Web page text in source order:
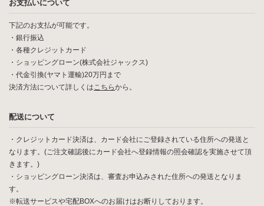
お支払いについて
下記のお支払が可能です。
・銀行振込
・各種クレジットカード
・ショッピングローン(株式会社ジャックス)
・代金引換(ヤマト運輸)20万円まで
決済方法について詳しくはこちらから。
配送について
・クレジットカード決済は、カード会社にご登録されている住所への発送と
なります。(ご注文確認後にカード会社へ登録情報の照会確認を実施させて頂
きます。)
・ショッピングローン決済は、審査お申込みされた住所への発送となりま
す。
※転送サービスや宅配BOXへのお届けはお断りしております。